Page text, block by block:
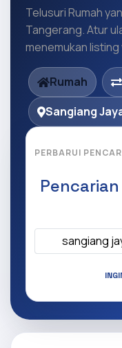
Telusuri Rumah
Tangerang. Atur
menemukan
Rumah
Sangiang
PERBARUI
sangiang